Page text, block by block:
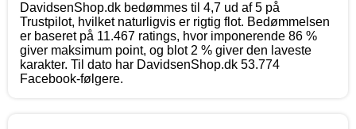
DavidsenShop.dk bedømmes til 4,7 ud af 5 på
Trustpilot, hvilket naturligvis er rigtig flot. Bedømmelsen
er baseret på 11.467 ratings, hvor imponerende 86 %
giver maksimum point, og blot 2 % giver den laveste
karakter. Til dato har DavidsenShop.dk 53.774
Facebook-følgere.